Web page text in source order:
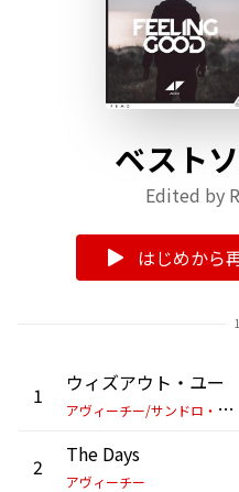
ベスト
Edited by
はじめから
1
ウィズアウト・ユー
ア
ヴィーチー/サンドロ・カヴァッザ
2 The Days
アヴィーチー